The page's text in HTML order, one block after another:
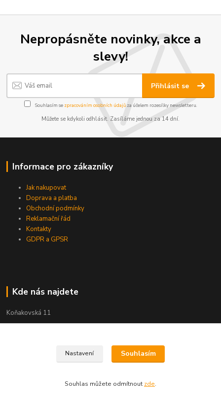
Nepropásněte novinky, akce a
slevy!
Přihlásit se
Souhlasím se zpracováním osobních údajůza účelem rozesílky newsletteru.
Můžete se kdykoli odhlásit. Zasíláme jednou za 14 dní.
Informace pro zákazníky
Jak nakupovat
Doprava a platba
Obchodní podmínky
Reklamační řád
Kontakty
GDPR a GPSR
Kde nás najdete
Koňakovská 11
Nastavení Souhlasím
Souhlas můžete odmítnout zde.